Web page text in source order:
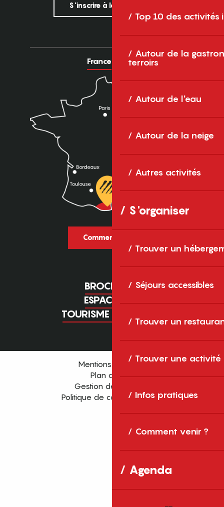
Top 10 des activités
Autour de la
terroirs
Autour de l'eau
Autour de la neige
Autres activités
S'organiser
Trouver un
Séjours accessibles
Trouver un
Trouver une activité
Infos pratiques
Comment venir ?
Agenda
S'inscrire à la newsletter
France Europe
Comment venir ?
BROCHURES
ESPACE PRO
TOURISME D'AFFAIRES
Mentions légales
Plan du site
Gestion des cookies
Politique de confidentialité